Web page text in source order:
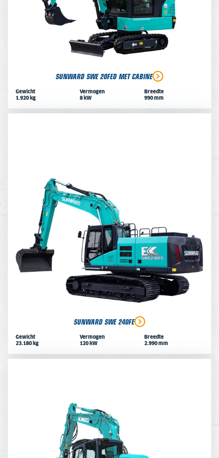
SUNWARD SWE 20FED MET CABINE
Gewicht
1.920 kg
Vermogen
8 kW
Breedte
990 mm
SUNWARD SWE 240FE
Gewicht
23.180 kg
Vermogen
120 kW
Breedte
2.990 mm